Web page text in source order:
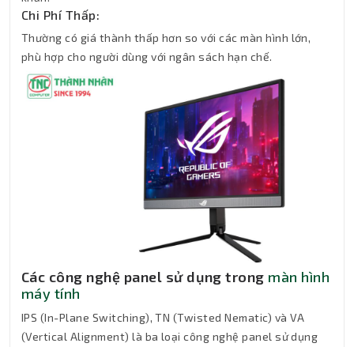
Chi Phí Thấp:
Thường có giá thành thấp hơn so với các màn hình lớn,
phù hợp cho người dùng với ngân sách hạn chế.
Các công nghệ panel sử dụng trong màn hình
máy tính
IPS (In-Plane Switching), TN (Twisted Nematic) và VA
(Vertical Alignment) là ba loại công nghệ panel sử dụng